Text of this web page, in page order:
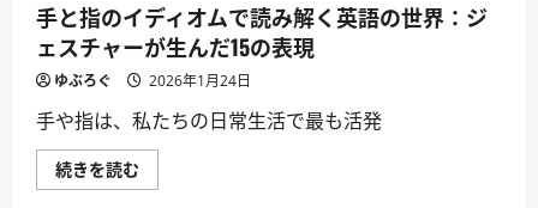
イ
ド
に
つ
い
さ
ら
に
む
手と指のイディオムで読み解く英語の世界：ジ
ェスチャーが生んだ15の表現
ゆぶろぐ 2026年1月24日
手や指は、私たちの日常生活で最も活発
続きを読む
と